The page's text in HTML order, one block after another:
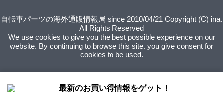
自転車パーツの海外通販情報局 since 2010/04/21 Copyright (C) ina.
All Rights Reserved
We use cookies to give you the best possible experience on our
website. By continuing to browse this site, you give consent for
cookies to be used.
最新のお買い得情報をゲット！